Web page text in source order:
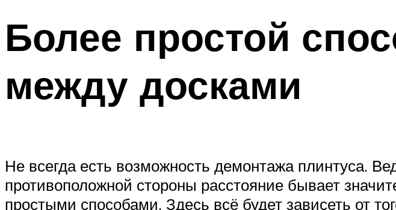
Более простой
между досками
Не всегда есть возможность демонтажа плинтуса.
противоположной стороны расстояние бывает
простыми способами. Здесь всё будет зависеть от